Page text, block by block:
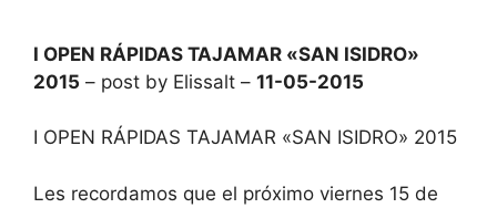
I OPEN RÁPIDAS TAJAMAR «SAN ISIDRO»
2015 – post by Elissalt – 11-05-2015
I OPEN RÁPIDAS TAJAMAR «SAN ISIDRO» 2015
Les recordamos que el próximo viernes 15 de